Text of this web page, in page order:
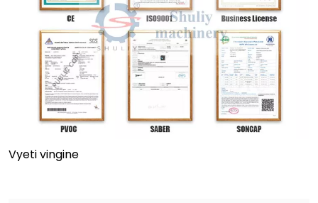
Vyeti vingine